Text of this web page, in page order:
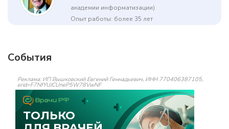
академии информатизации)
Опыт работы: более 35 лет
События
Реклама: ИП Вышковский Евгений Геннадьевич, ИНН 770406387105,
erid=F7NfYUJCUneP5W78VwNF